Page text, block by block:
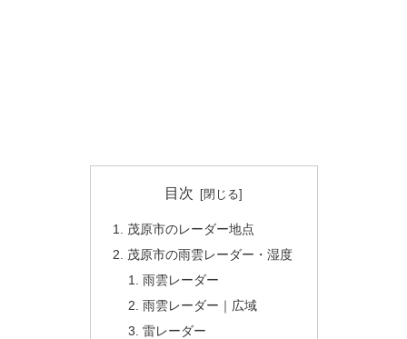
目次
茂原市のレーダー地点
茂原市の雨雲レーダー・湿度
雨雲レーダー
雨雲レーダー｜広域
雷レーダー